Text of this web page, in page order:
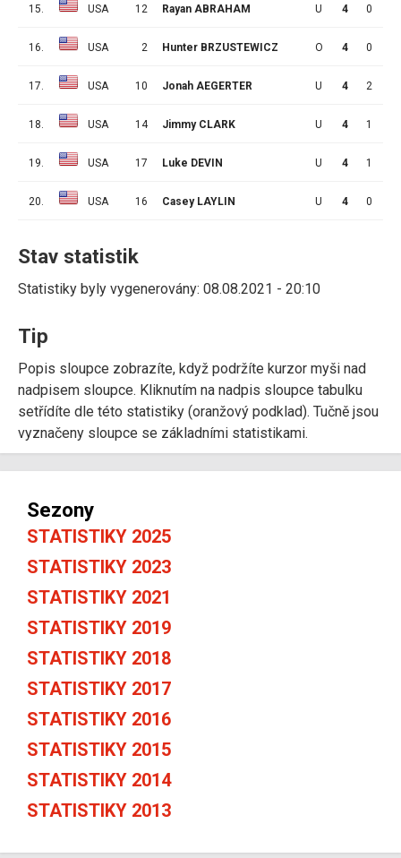
15. USA 12 Rayan ABRAHAM U 4 0
16. USA 2 Hunter BRZUSTEWICZ O 4 0
17. USA 10 Jonah AEGERTER U 4 2
18. USA 14 Jimmy CLARK U 4 1
19. USA 17 Luke DEVIN U 4 1
20. USA 16 Casey LAYLIN U 4 0
Stav statistik
Statistiky byly vygenerovány: 08.08.2021 - 20:10
Tip
Popis sloupce zobrazíte, když podržíte kurzor myši nad
nadpisem sloupce. Kliknutím na nadpis sloupce tabulku
setřídíte dle této statistiky (oranžový podklad). Tučně jsou
vyznačeny sloupce se základními statistikami.
Sezony
STATISTIKY 2025
STATISTIKY 2023
STATISTIKY 2021
STATISTIKY 2019
STATISTIKY 2018
STATISTIKY 2017
STATISTIKY 2016
STATISTIKY 2015
STATISTIKY 2014
STATISTIKY 2013